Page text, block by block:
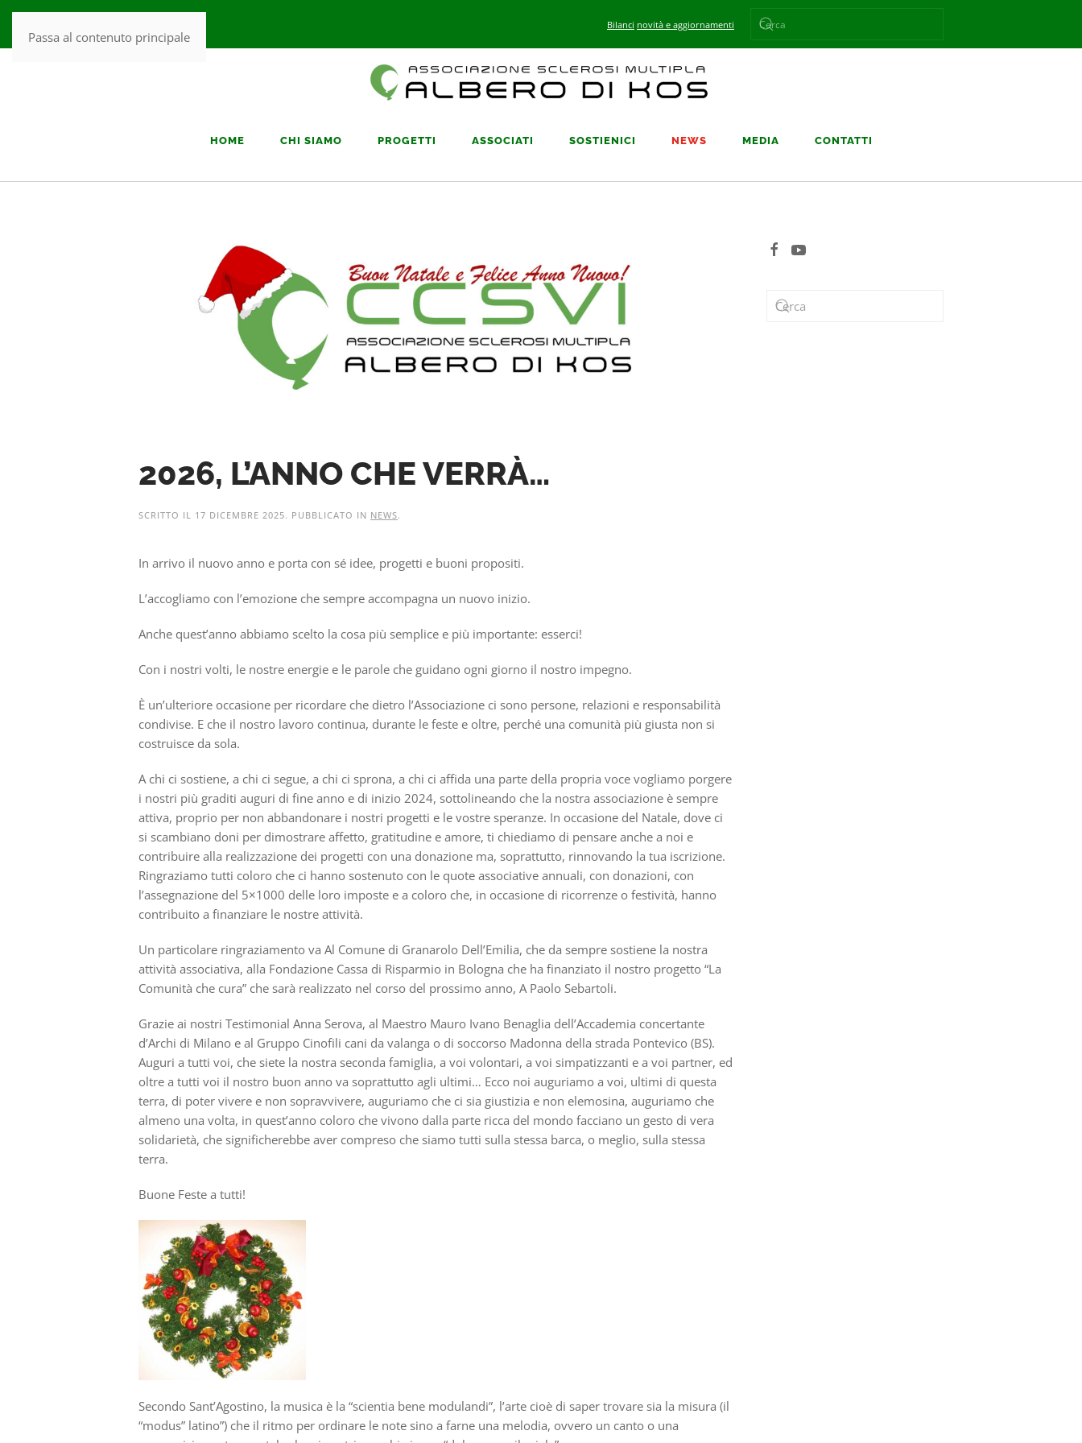
Passa al contenuto principale
Bilanci novità e aggiornamenti
HOME CHI SIAMO PROGETTI ASSOCIATI SOSTIENICI NEWS MEDIA CONTATTI
2026, L’ANNO CHE VERRÀ…
SCRITTO IL 17 DICEMBRE 2025. PUBBLICATO IN NEWS.
In arrivo il nuovo anno e porta con sé idee, progetti e buoni propositi.
L’accogliamo con l’emozione che sempre accompagna un nuovo inizio.
Anche quest’anno abbiamo scelto la cosa più semplice e più importante: esserci!
Con i nostri volti, le nostre energie e le parole che guidano ogni giorno il nostro impegno.
È un’ulteriore occasione per ricordare che dietro l’Associazione ci sono persone, relazioni e responsabilità
condivise. E che il nostro lavoro continua, durante le feste e oltre, perché una comunità più giusta non si
costruisce da sola.
A chi ci sostiene, a chi ci segue, a chi ci sprona, a chi ci affida una parte della propria voce vogliamo porgere
i nostri più graditi auguri di fine anno e di inizio 2024, sottolineando che la nostra associazione è sempre
attiva, proprio per non abbandonare i nostri progetti e le vostre speranze. In occasione del Natale, dove ci
si scambiano doni per dimostrare affetto, gratitudine e amore, ti chiediamo di pensare anche a noi e
contribuire alla realizzazione dei progetti con una donazione ma, soprattutto, rinnovando la tua iscrizione.
Ringraziamo tutti coloro che ci hanno sostenuto con le quote associative annuali, con donazioni, con
l’assegnazione del 5×1000 delle loro imposte e a coloro che, in occasione di ricorrenze o festività, hanno
contribuito a finanziare le nostre attività.
Un particolare ringraziamento va Al Comune di Granarolo Dell’Emilia, che da sempre sostiene la nostra
attività associativa, alla Fondazione Cassa di Risparmio in Bologna che ha finanziato il nostro progetto “La
Comunità che cura” che sarà realizzato nel corso del prossimo anno, A Paolo Sebartoli.
Grazie ai nostri Testimonial Anna Serova, al Maestro Mauro Ivano Benaglia dell’Accademia concertante
d’Archi di Milano e al Gruppo Cinofili cani da valanga o di soccorso Madonna della strada Pontevico (BS).
Auguri a tutti voi, che siete la nostra seconda famiglia, a voi volontari, a voi simpatizzanti e a voi partner, ed
oltre a tutti voi il nostro buon anno va soprattutto agli ultimi… Ecco noi auguriamo a voi, ultimi di questa
terra, di poter vivere e non sopravvivere, auguriamo che ci sia giustizia e non elemosina, auguriamo che
almeno una volta, in quest’anno coloro che vivono dalla parte ricca del mondo facciano un gesto di vera
solidarietà, che significherebbe aver compreso che siamo tutti sulla stessa barca, o meglio, sulla stessa
terra.
Buone Feste a tutti!
Secondo Sant’Agostino, la musica è la “scientia bene modulandi”, l’arte cioè di saper trovare sia la misura (il
“modus” latino”) che il ritmo per ordinare le note sino a farne una melodia, ovvero un canto o una